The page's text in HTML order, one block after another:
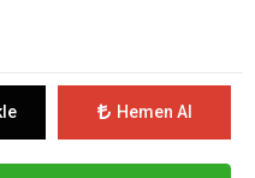
Hemen Al